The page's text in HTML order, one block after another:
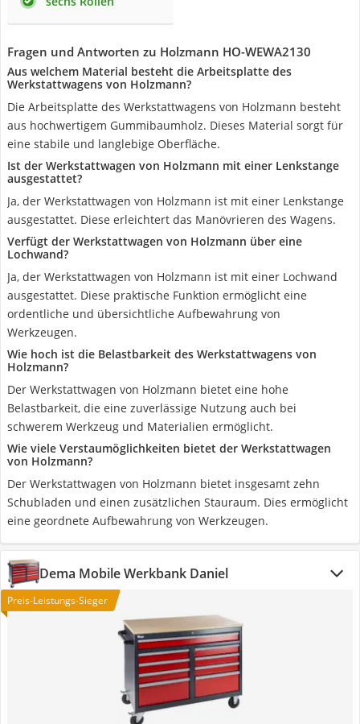
Fragen und Antworten zu Holzmann ‎HO-WEWA2130
Aus welchem Material besteht die Arbeitsplatte des
Werkstattwagens von Holzmann?
Die Arbeitsplatte des Werkstattwagens von Holzmann besteht
aus hochwertigem Gummibaumholz. Dieses Material sorgt für
eine stabile und langlebige Oberfläche.
Ist der Werkstattwagen von Holzmann mit einer Lenkstange
ausgestattet?
Ja, der Werkstattwagen von Holzmann ist mit einer Lenkstange
ausgestattet. Diese erleichtert das Manövrieren des Wagens.
Verfügt der Werkstattwagen von Holzmann über eine
Lochwand?
Ja, der Werkstattwagen von Holzmann ist mit einer Lochwand
ausgestattet. Diese praktische Funktion ermöglicht eine
ordentliche und übersichtliche Aufbewahrung von
Werkzeugen.
Wie hoch ist die Belastbarkeit des Werkstattwagens von
Holzmann?
Der Werkstattwagen von Holzmann bietet eine hohe
Belastbarkeit, die eine zuverlässige Nutzung auch bei
schwerem Werkzeug und Materialien ermöglicht.
Wie viele Verstaumöglichkeiten bietet der Werkstattwagen
von Holzmann?
Der Werkstattwagen von Holzmann bietet insgesamt zehn
Schubladen und einen zusätzlichen Stauraum. Dies ermöglicht
eine geordnete Aufbewahrung von Werkzeugen.
Dema Mobile Werkbank Daniel
Preis-Leistungs-Sieger